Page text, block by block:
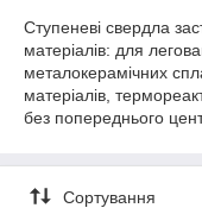
Ступеневі свердла
матеріалів: для
металокерамічних
матеріалів,
без попереднього
Сортування